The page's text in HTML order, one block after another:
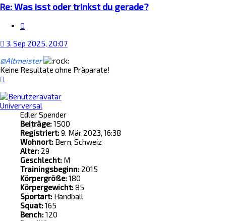
Re: Was isst oder trinkst du gerade?
3. Sep 2025, 20:07
@Altmeister
Keine Resultate ohne Präparate!
Univerversal
Edler Spender
Beiträge:1500
Registriert:9. Mär 2023, 16:38
Wohnort: Bern, Schweiz
Alter: 29
Geschlecht: M
Trainingsbeginn: 2015
Körpergröße:180
Körpergewicht:85
Sportart: Handball
Squat:165
Bench:120